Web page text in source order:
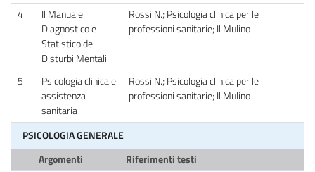
4
Il Manuale
Diagnostico e
Statistico dei
Disturbi Mentali
Rossi N.; Psicologia clinica per le
professioni sanitarie; Il Mulino
5
Psicologia clinica e
assistenza
sanitaria
Rossi N.; Psicologia clinica per le
professioni sanitarie; Il Mulino
PSICOLOGIA GENERALE
Argomenti
Riferimenti testi